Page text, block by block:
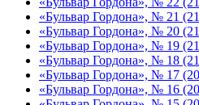
«Бульвар Гордона», № 21
«Бульвар Гордона», № 20
«Бульвар Гордона», № 19
«Бульвар Гордона», № 18
«Бульвар Гордона», № 17
«Бульвар Гордона», № 16